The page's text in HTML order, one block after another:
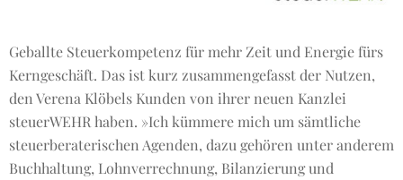
Geballte Steuerkompetenz für mehr Zeit und Energie fürs
Kerngeschäft. Das ist kurz zusammengefasst der Nutzen,
den Verena Klöbels Kunden von ihrer neuen Kanzlei
steuerWEHR haben. »Ich kümmere mich um sämtliche
steuerberaterischen Agenden, dazu gehören unter anderem
Buchhaltung, Lohnverrechnung, Bilanzierung und